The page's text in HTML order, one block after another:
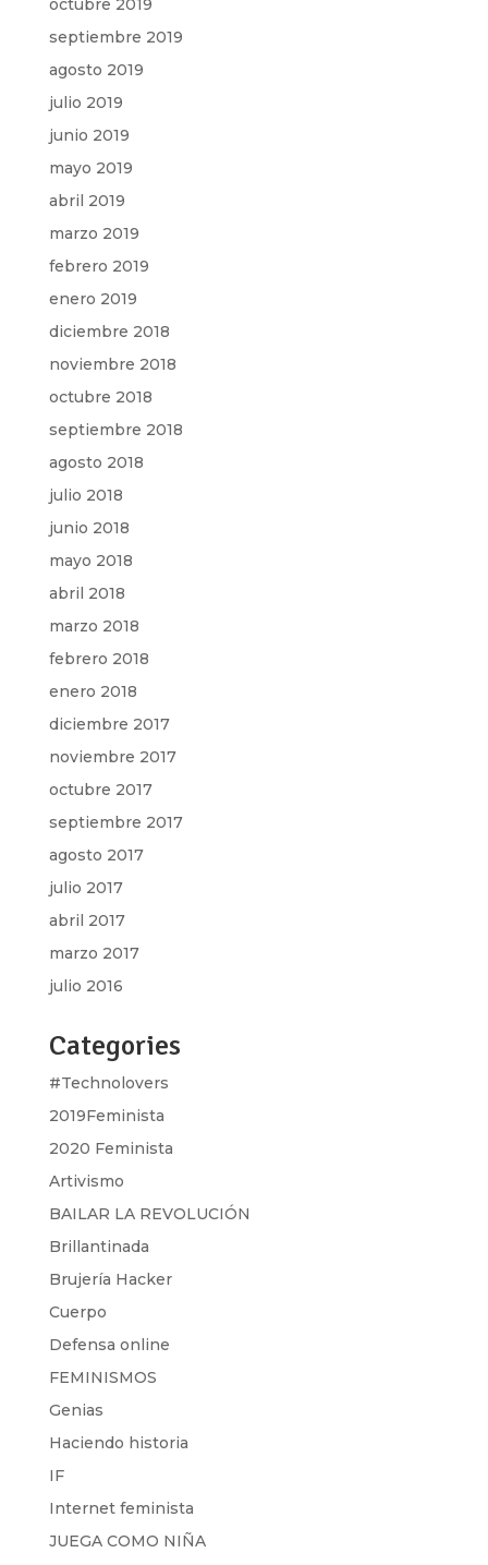
octubre 2019
septiembre 2019
agosto 2019
julio 2019
junio 2019
mayo 2019
abril 2019
marzo 2019
febrero 2019
enero 2019
diciembre 2018
noviembre 2018
octubre 2018
septiembre 2018
agosto 2018
julio 2018
junio 2018
mayo 2018
abril 2018
marzo 2018
febrero 2018
enero 2018
diciembre 2017
noviembre 2017
octubre 2017
septiembre 2017
agosto 2017
julio 2017
abril 2017
marzo 2017
julio 2016
Categories
#Technolovers
2019Feminista
2020 Feminista
Artivismo
BAILAR LA REVOLUCIÓN
Brillantinada
Brujería Hacker
Cuerpo
Defensa online
FEMINISMOS
Genias
Haciendo historia
IF
Internet feminista
JUEGA COMO NIÑA